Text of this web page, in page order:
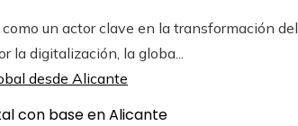
un actor clave en la transformación del
la digitalización, la globa...
con base en Alicante